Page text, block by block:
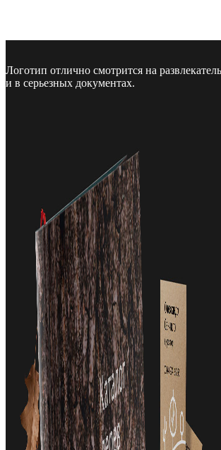
Логотип отлично смотрится на
и в серьезных документах.